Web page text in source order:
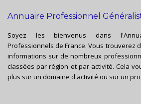
Annuaire Professionnel
Soyez les bienvenus dans
Professionnels de France. Vous trouverez
informations sur de nombreux
classées par région et par activité. Cela
plus sur un domaine d'activité ou sur un